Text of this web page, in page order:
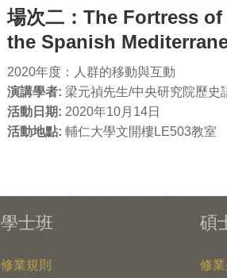
場次二：The Fortress
the Spanish
2020年度：人群的移動與互動
演講學者:梁元禎先生/中央研究院歷史
活動日期: 2020年10月14日
活動地點:輔仁大學文開樓LE503教室
學士班
修業規則
碩
修業